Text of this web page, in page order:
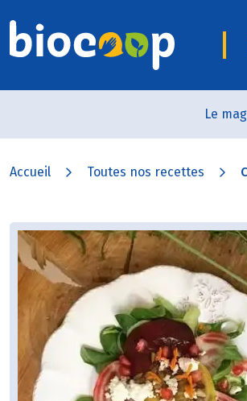
Le
Accueil Toutes nos recettes